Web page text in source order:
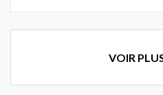
VOIR